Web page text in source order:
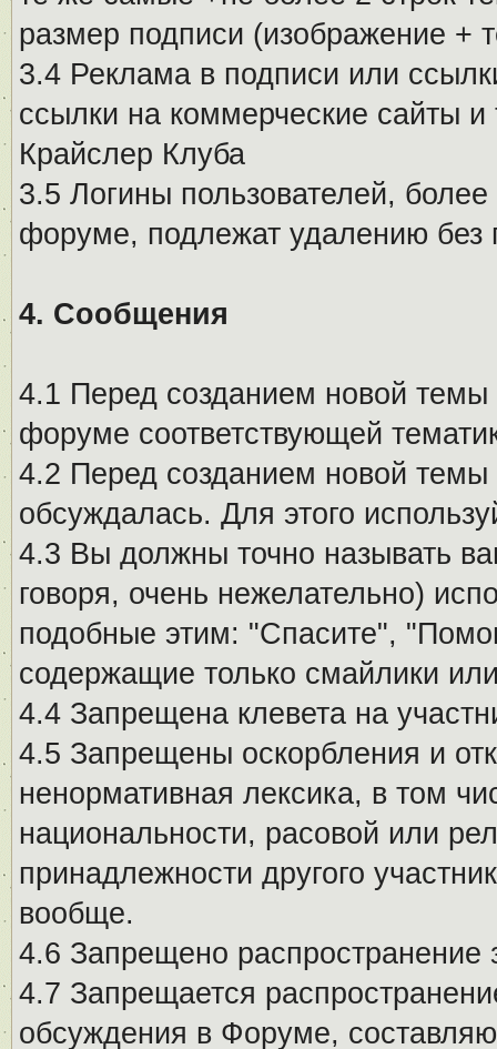
размер подписи (изображение +
3.4 Реклама в подписи или
ссылки на коммерческие сайты
Крайслер Клуба
3.5 Логины пользователей,
форуме, подлежат удалению без
4. Сообщения
4.1 Перед созданием новой темы
форуме соответствующей
4.2 Перед созданием новой
обсуждалась. Для этого
4.3 Вы должны точно называть
говоря, очень нежелательно)
подобные этим: "Спасите",
содержащие только смайлики
4.4 Запрещена клевета на
4.5 Запрещены оскорбления и
ненормативная лексика, в том
национальности, расовой или
принадлежности другого
вообще.
4.6 Запрещено
4.7 Запрещается
обсуждения в Форуме,